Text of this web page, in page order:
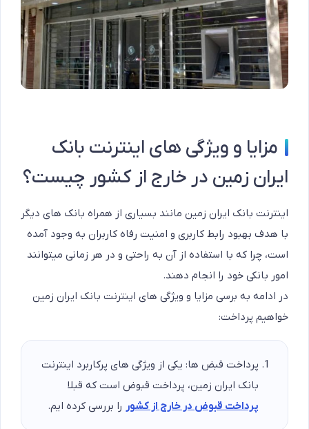
مزایا و ویژگی های اینترنت بانک
ایران زمین در خارج از کشور چیست؟
اینترنت بانک ایران زمین مانند بسیاری از همراه بانک های دیگر
با هدف بهبود رابط کاربری و امنیت رفاه کاربران به وجود آمده
است، چرا که با استفاده از آن به راحتی و در هر زمانی میتوانند
امور بانکی خود را انجام دهند.
در ادامه به برسی مزایا و ویژگی های اینترنت بانک ایران زمین
خواهیم پرداخت:
پرداخت قبض ها: یکی از ویژگی های پرکاربرد اینترنت
بانک ایران زمین، پرداخت قبوض است که قبلا
پرداخت قبوض در خارج از کشور را بررسی کرده ایم.